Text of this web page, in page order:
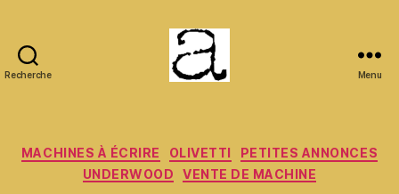
Recherche Menu
Catégories
MACHINES À ÉCRIRE OLIVETTI
PETITES ANNONCES
UNDERWOOD
VENTE DE MACHINE